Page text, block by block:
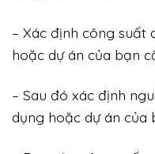
– Xác định công suất
hoặc dự án của bạn
– Sau đó xác định
dụng hoặc dự án của